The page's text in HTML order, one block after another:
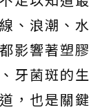
、浪潮、水
影響著塑膠
牙菌斑的生
，也是關鍵